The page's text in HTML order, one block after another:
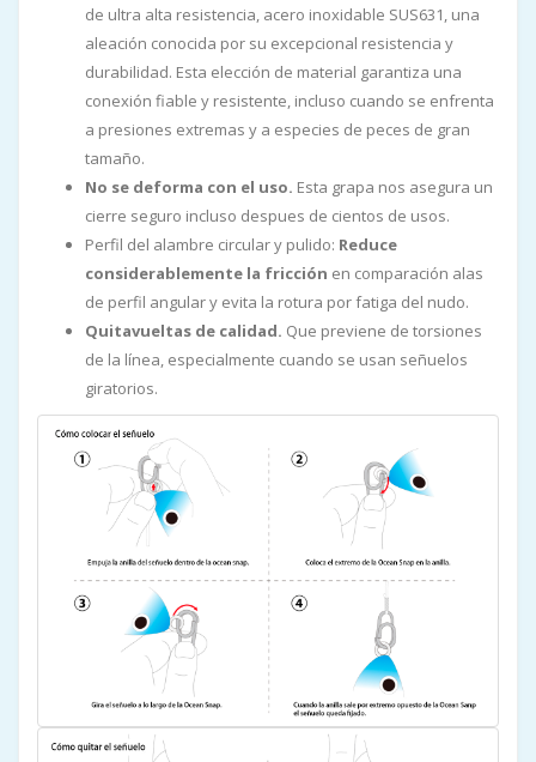
de ultra alta resistencia, acero inoxidable SUS631, una
aleación conocida por su excepcional resistencia y
durabilidad. Esta elección de material garantiza una
conexión fiable y resistente, incluso cuando se enfrenta
a presiones extremas y a especies de peces de gran
tamaño.
No se deforma con el uso. Esta grapa nos asegura un
cierre seguro incluso despues de cientos de usos.
Perfil del alambre circular y pulido: Reduce
considerablemente la fricción en comparación alas
de perfil angular y evita la rotura por fatiga del nudo.
Quitavueltas de calidad. Que previene de torsiones
de la línea, especialmente cuando se usan señuelos
giratorios.